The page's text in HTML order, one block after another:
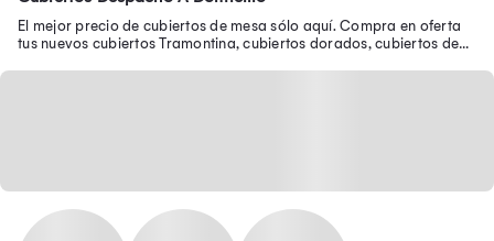
El mejor precio de cubiertos de mesa sólo aquí. Compra en oferta
tus nuevos cubiertos Tramontina, cubiertos dorados, cubiertos de